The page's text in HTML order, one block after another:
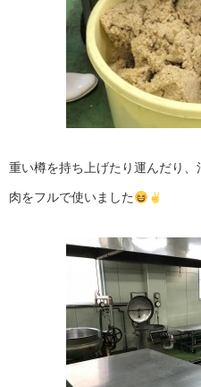
重い樽を持ち上げたり運んだり
肉をフルで使いました